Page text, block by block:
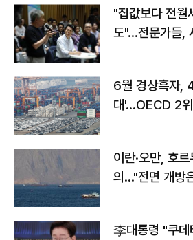
"집값보다 전월
도"…전문가들,
6월 경상흑자,
대'…OECD 2
이란·오만, 호
의…"전면 개방
李대통령 "쿠데